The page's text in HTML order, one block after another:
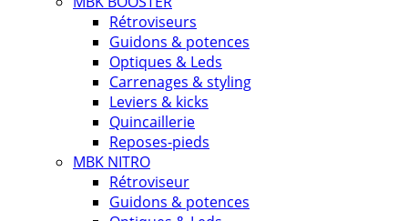
Rétroviseurs
Guidons & potences
Optiques & Leds
Carrenages & styling
Leviers & kicks
Quincaillerie
Reposes-pieds
MBK NITRO
Rétroviseur
Guidons & potences